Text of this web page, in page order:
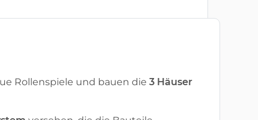
Rollenspiele und bauen die 3 Häuser